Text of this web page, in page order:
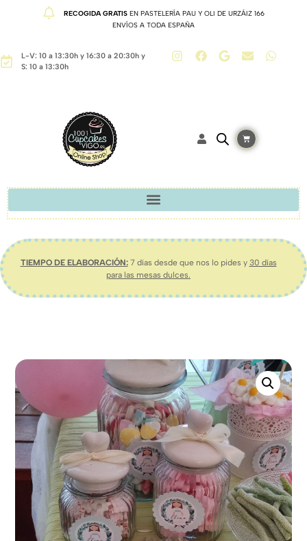
RECOGIDA GRATISEN PASTELERÍA PAU Y OLI DE URZÁIZ 166
ENVÍOS A TODA ESPAÑA
L-V: 10 a 13:30h y 16:30 a 20:30h y
S: 10 a 13:30h
TIEMPO DE ELABORACIÓN:7 días desde que nos lo pides y 30 días
para las mesas dulces.